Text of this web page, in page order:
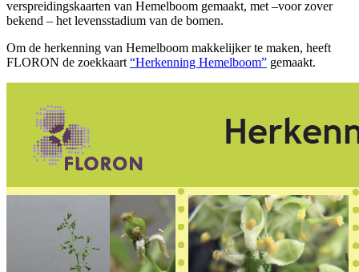
verspreidingskaarten van Hemelboom gemaakt, met –voor zover
bekend – het levensstadium van de bomen.
Om de herkenning van Hemelboom makkelijker te maken, heeft
FLORON de zoekkaart “Herkenning Hemelboom” gemaakt.